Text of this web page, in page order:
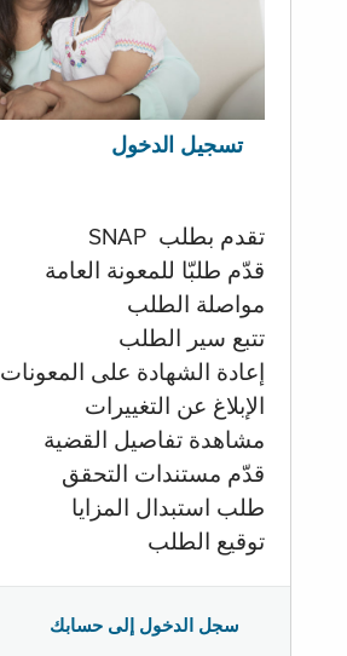
تسجيل الدخول
تقدم بطلب SNAP
قدّم طلبّا للمعونة العامة
مواصلة الطلب
تتبع سير الطلب
إعادة الشهادة على المعونات
الإبلاغ عن التغييرات
مشاهدة تفاصيل القضية
قدّم مستندات التحقق
طلب استبدال المزايا
توقيع الطلب
سجل الدخول إلى حسابك